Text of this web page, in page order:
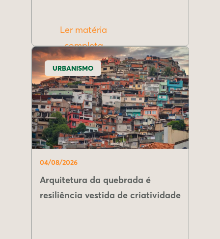
Ler matéria
completa
URBANISMO
04/08/2026
Arquitetura da quebrada é
resiliência vestida de criatividade